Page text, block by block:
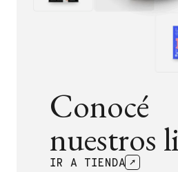
Conocé
nuestros
IR A TIENDA